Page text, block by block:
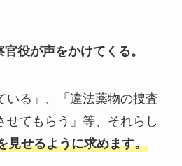
役が声をかけてくる。
いる」、「違法薬物の捜査
せてもらう」等、それらし
見せるように求めます。